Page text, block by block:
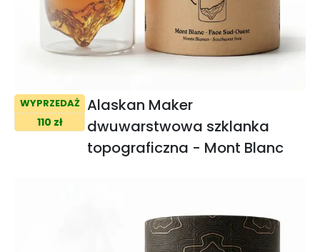
WYPRZEDAŻ
110 zł
Alaskan Maker
dwuwarstwowa szklanka
topograficzna - Mont Blanc